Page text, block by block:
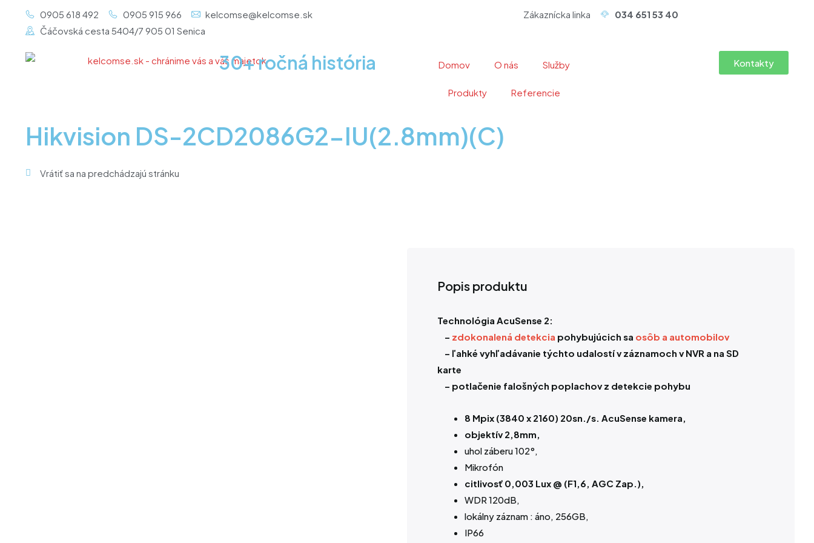
Preskočiť
0905 618 492 0905 915 966
kelcomse@kelcomse.sk
Čáčovská cesta 5404/7 905 01 Senica
Zákaznícka linka 034 651 53 40
30+ ročná história Domov O nás Služby
Produkty Referencie
Kontakty
Hikvision DS-2CD2086G2-IU(2.8mm)(C)
Vrátiť sa na predchádzajú stránku
Popis produktu
Technológia AcuSense 2:
– zdokonalená detekcia pohybujúcich sa osôb a automobilov
– ľahké vyhľadávanie týchto udalostí v záznamoch v NVR a na SD
karte
– potlačenie falošných poplachov z detekcie pohybu
8 Mpix (3840 x 2160) 20sn./s. AcuSense kamera,
objektív 2,8mm,
uhol záberu 102°,
Mikrofón
citlivosť 0,003 Lux @ (F1,6, AGC Zap.),
WDR 120dB,
lokálny záznam : áno, 256GB,
IP66